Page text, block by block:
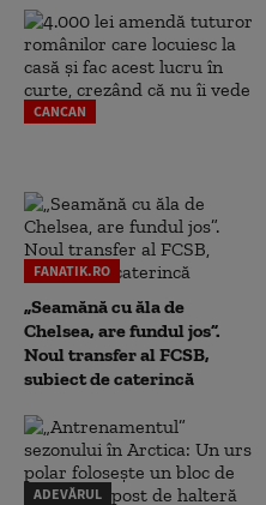
CANCAN
FANATIK.RO
„Seamănă cu ăla de
Chelsea, are fundul jos”.
Noul transfer al FCSB,
subiect de caterincă
ADEVĂRUL